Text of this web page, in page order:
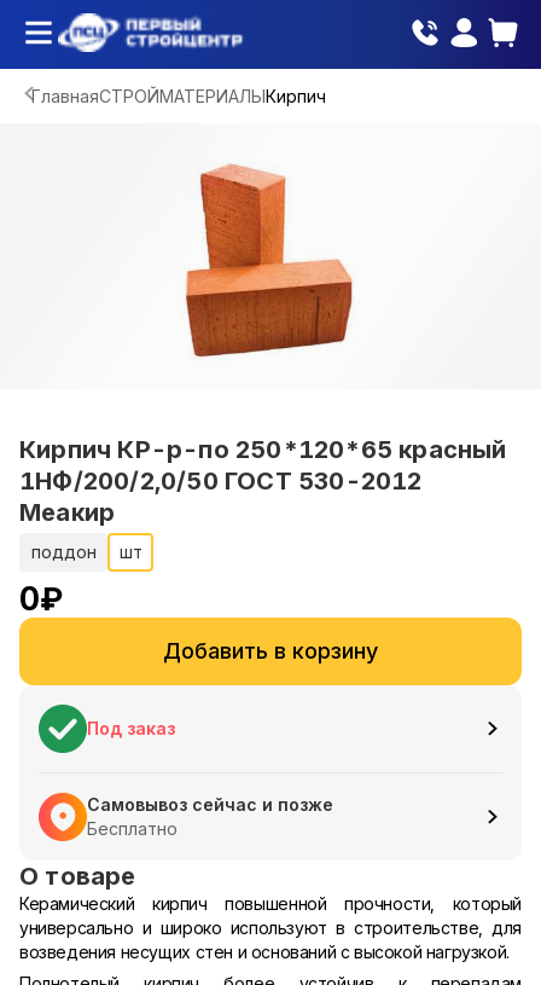
ГлавнаяСТРОЙМАТЕРИАЛЫКирпич
Кирпич КР-р-по 250*120*65 красный
1НФ/200/2,0/50 ГОСТ 530-2012
Меакир
поддон шт
0₽
Добавить в корзину
Под заказ
Самовывоз сейчас и позже
Бесплатно
О товаре
Керамический кирпич повышенной прочности, который
универсально и широко используют в строительстве, для
возведения несущих стен и оснований с высокой нагрузкой.